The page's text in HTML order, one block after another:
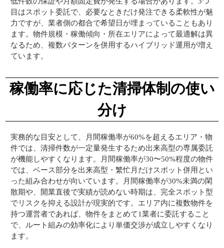
目はスポット委託で、必要なときだけ発注できる柔軟性が魅
力ですが、業者側の都合で希望日が埋まっていることもあり
ます。物件規模・稼働傾向・所在エリアによって最適解は異
なるため、複数パターンを併用するハイブリッド運用が増え
ています。
稼働率に応じた清掃体制の使い
分け
実務的な目安として、月間稼働率が60%を超えるエリア・物
件では、清掃件数が一定量発生するため出来高型の専属委託
が機能しやすくなります。月間稼働率が30〜50%程度の物件
では、ベース部分を出来高型・繁忙月だけスポット併用とい
った組み合わせが向いています。月間稼働率が30%未満の閑
散期や、開業直後で実績が読めない時期は、完全スポット型
でリスクを抑える設計が現実的です。エリア内に複数物件を
持つ運営者であれば、物件をまとめて1業者に委託すること
で、ルート組みの効率化により単価交渉が成立しやすくなり
ます。